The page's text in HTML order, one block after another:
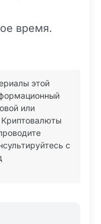
время.
этой
или
Криптовалюты
с